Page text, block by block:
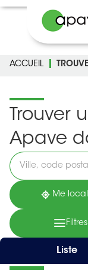
ACCUEIL
Trouver
Apave
Veuillez
renseigner
une
adresse
Me
Filtres
Liste